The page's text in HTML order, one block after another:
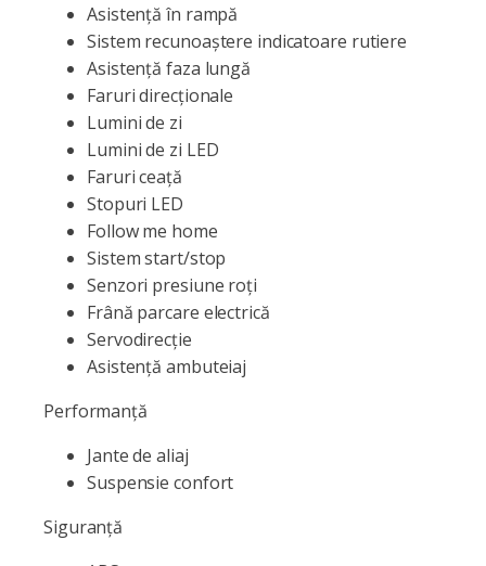
Asistență în rampă
Sistem recunoaștere indicatoare rutiere
Asistență faza lungă
Faruri direcționale
Lumini de zi
Lumini de zi LED
Faruri ceață
Stopuri LED
Follow me home
Sistem start/stop
Senzori presiune roți
Frână parcare electrică
Servodirecție
Asistență ambuteiaj
Performanță
Jante de aliaj
Suspensie confort
Siguranță